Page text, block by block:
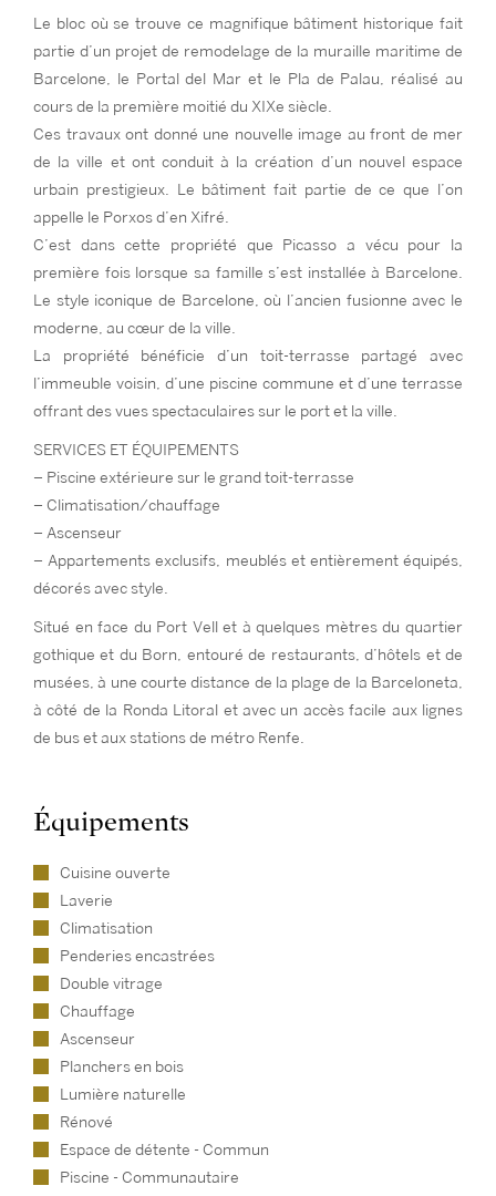
Le bloc où se trouve ce magnifique bâtiment historique fait
partie d’un projet de remodelage de la muraille maritime de
Barcelone, le Portal del Mar et le Pla de Palau, réalisé au
cours de la première moitié du XIXe siècle.
Ces travaux ont donné une nouvelle image au front de mer
de la ville et ont conduit à la création d’un nouvel espace
urbain prestigieux. Le bâtiment fait partie de ce que l’on
appelle le Porxos d’en Xifré.
C’est dans cette propriété que Picasso a vécu pour la
première fois lorsque sa famille s’est installée à Barcelone.
Le style iconique de Barcelone, où l’ancien fusionne avec le
moderne, au cœur de la ville.
La propriété bénéficie d’un toit-terrasse partagé avec
l’immeuble voisin, d’une piscine commune et d’une terrasse
offrant des vues spectaculaires sur le port et la ville.
SERVICES ET ÉQUIPEMENTS
– Piscine extérieure sur le grand toit-terrasse
– Climatisation/chauffage
– Ascenseur
– Appartements exclusifs, meublés et entièrement équipés,
décorés avec style.
Situé en face du Port Vell et à quelques mètres du quartier
gothique et du Born, entouré de restaurants, d’hôtels et de
musées, à une courte distance de la plage de la Barceloneta,
à côté de la Ronda Litoral et avec un accès facile aux lignes
de bus et aux stations de métro Renfe.
Équipements
Cuisine ouverte
Laverie
Climatisation
Penderies encastrées
Double vitrage
Chauffage
Ascenseur
Planchers en bois
Lumière naturelle
Rénové
Espace de détente - Commun
Piscine - Communautaire